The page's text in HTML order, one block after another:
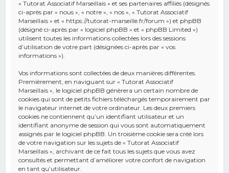
« Tutorat Associatif Marseillais » et ses partenaires affiliés (désignés
ci-après par « nous », « notre », « nos », « Tutorat Associatif
Marseillais » et « https://tutorat-marseille.fr/forum ») et phpBB
(désigné ci-après par « logiciel phpBB » et « phpBB Limited »)
utilisent toutes les informations collectées lors des sessions
d’utilisation de votre part (désignées ci-après par « vos
informations »).
Vos informations sont collectées de deux manières différentes.
Premièrement, en naviguant sur « Tutorat Associatif
Marseillais », le logiciel phpBB génèrera un certain nombre de
cookies qui sont de petits fichiers téléchargés temporairement par
le navigateur internet de votre ordinateur. Les deux premiers
cookies ne contiennent qu’un identifiant utilisateur et un
identifiant anonyme de session qui vous sont automatiquement
assignés par le logiciel phpBB. Un troisième cookie sera créé lors
de votre navigation sur les sujets de « Tutorat Associatif
Marseillais », archivant de ce fait tous les sujets que vous avez
consultés et permettant d’améliorer votre confort de navigation
en tant qu’utilisateur.